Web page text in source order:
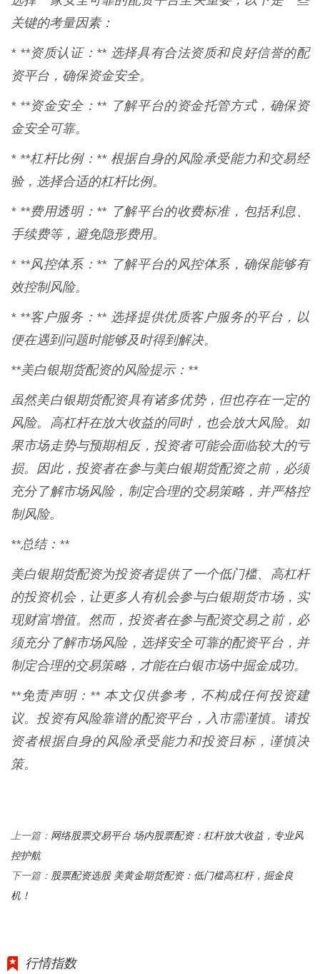
关键的考量因素：
* **资质认证：** 选择具有合法资质和良好信誉的配
资平台，确保资金安全。
* **资金安全：** 了解平台的资金托管方式，确保资
金安全可靠。
* **杠杆比例：** 根据自身的风险承受能力和交易经
验，选择合适的杠杆比例。
* **费用透明：** 了解平台的收费标准，包括利息、
手续费等，避免隐形费用。
* **风控体系：** 了解平台的风控体系，确保能够有
效控制风险。
* **客户服务：** 选择提供优质客户服务的平台，以
便在遇到问题时能够及时得到解决。
**美白银期货配资的风险提示：**
虽然美白银期货配资具有诸多优势，但也存在一定的
风险。高杠杆在放大收益的同时，也会放大风险。如
果市场走势与预期相反，投资者可能会面临较大的亏
损。因此，投资者在参与美白银期货配资之前，必须
充分了解市场风险，制定合理的交易策略，并严格控
制风险。
**总结：**
美白银期货配资为投资者提供了一个低门槛、高杠杆
的投资机会，让更多人有机会参与白银期货市场，实
现财富增值。然而，投资者在参与配资交易之前，必
须充分了解市场风险，选择安全可靠的配资平台，并
制定合理的交易策略，才能在白银市场中掘金成功。
**免责声明：** 本文仅供参考，不构成任何投资建
议。投资有风险靠谱的配资平台，入市需谨慎。请投
资者根据自身的风险承受能力和投资目标，谨慎决
策。
上一篇： 网络股票交易平台 场内股票配资：杠杆放大收益，专业风
控护航
下一篇： 股票配资选股 美黄金期货配资：低门槛高杠杆，掘金良
机！
行情指数